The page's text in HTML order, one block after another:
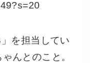
を担当してい
んとのこと。